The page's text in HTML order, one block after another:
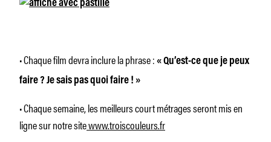
• Chaque film devra inclure la phrase : « Qu’est-ce que je peux
faire ? Je sais pas quoi faire ! »
• Chaque semaine, les meilleurs court métrages seront mis en
ligne sur notre sitewww.troiscouleurs.fr